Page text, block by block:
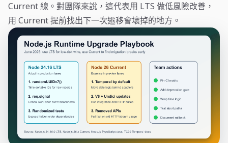
Current 線。對團隊來說，這代表用 LTS 做低風險改善，
用 Current 提前找出下一次遷移會壞掉的地方。